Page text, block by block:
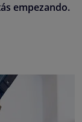
empezando.